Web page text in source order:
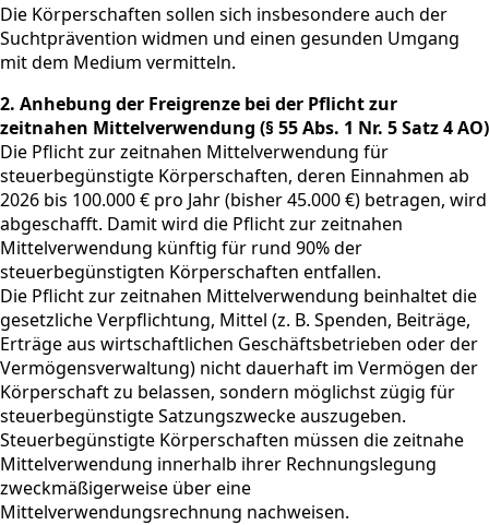
Die Körperschaften sollen sich insbesondere auch der
Suchtprävention widmen und einen gesunden Umgang
mit dem Medium vermitteln.
2. Anhebung der Freigrenze bei der Pflicht zur
zeitnahen Mittelverwendung (§ 55 Abs. 1 Nr. 5 Satz 4 AO)
Die Pflicht zur zeitnahen Mittelverwendung für
steuerbegünstigte Körperschaften, deren Einnahmen ab
2026 bis 100.000 € pro Jahr (bisher 45.000 €) betragen, wird
abgeschafft. Damit wird die Pflicht zur zeitnahen
Mittelverwendung künftig für rund 90% der
steuerbegünstigten Körperschaften entfallen.
Die Pflicht zur zeitnahen Mittelverwendung beinhaltet die
gesetzliche Verpflichtung, Mittel (z. B. Spenden, Beiträge,
Erträge aus wirtschaftlichen Geschäftsbetrieben oder der
Vermögensverwaltung) nicht dauerhaft im Vermögen der
Körperschaft zu belassen, sondern möglichst zügig für
steuerbegünstigte Satzungszwecke auszugeben.
Steuerbegünstigte Körperschaften müssen die zeitnahe
Mittelverwendung innerhalb ihrer Rechnungslegung
zweckmäßigerweise über eine
Mittelverwendungsrechnung nachweisen.